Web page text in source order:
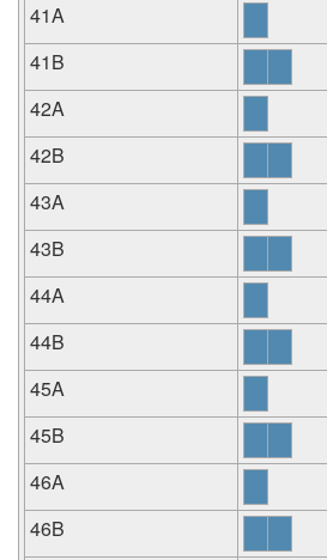
41A
41B
42A
42B
43A
43B
44A
44B
45A
45B
46A
46B